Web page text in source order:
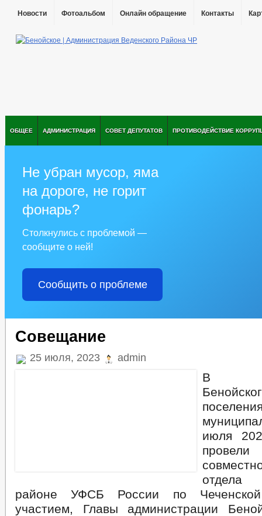
Новости Фотоальбом Онлайн обращение Контакты
ОБЩЕЕ АДМИНИСТРАЦИЯ СОВЕТ ДЕПУТАТОВ ПРОТИВОДЕЙСТВИЕ
Не убран мусор, яма
на дороге, не горит
фонарь?
Столкнулись с проблемой —
сообщите о ней!
Сообщить о проблеме
Совещание
25 июля, 2023 admin
В
июля
отдела
районе УФСБ России по
участием, Главы администрации